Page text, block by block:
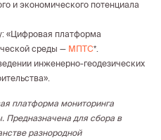
и экономического потенциала
«Цифровая платформа
среды — МПТС*.
инженерно-геодезических
платформа мониторинга
Предназначена для сбора в
разнородной